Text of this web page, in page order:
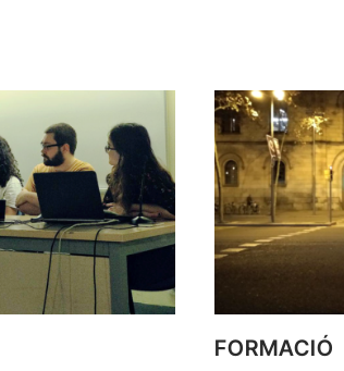
FORMACIÓ